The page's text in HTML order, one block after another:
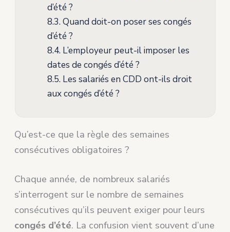
d’été ?
8.3.Quand doit-on poser ses congés
d’été ?
8.4.L’employeur peut-il imposer les
dates de congés d’été ?
8.5.Les salariés en CDD ont-ils droit
aux congés d’été ?
Qu’est-ce que la règle des semaines
consécutives obligatoires ?
Chaque année, de nombreux salariés
s’interrogent sur le nombre de semaines
consécutives qu’ils peuvent exiger pour leurs
congés d’été. La confusion vient souvent d’une